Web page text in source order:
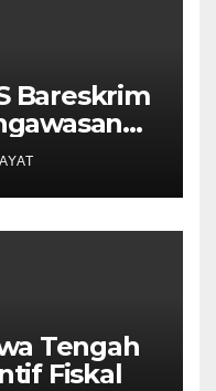
Bareskrim
Tengah
Fiskal